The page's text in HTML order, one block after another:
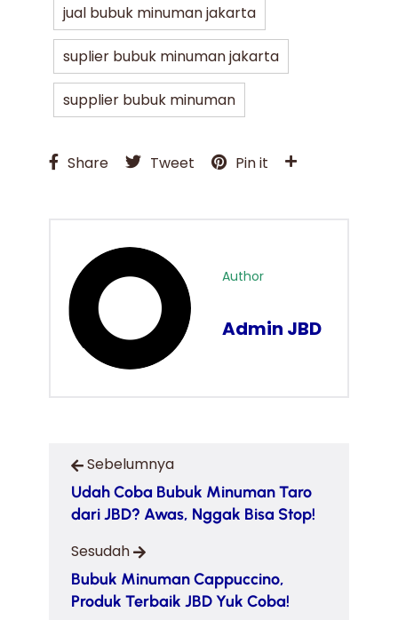
jual bubuk minuman jakarta
suplier bubuk minuman jakarta
supplier bubuk minuman
Share Tweet Pin it
Author
Admin JBD
Sebelumnya
Udah Coba Bubuk Minuman Taro
dari JBD? Awas, Nggak Bisa Stop!
Sesudah
Bubuk Minuman Cappuccino,
Produk Terbaik JBD Yuk Coba!